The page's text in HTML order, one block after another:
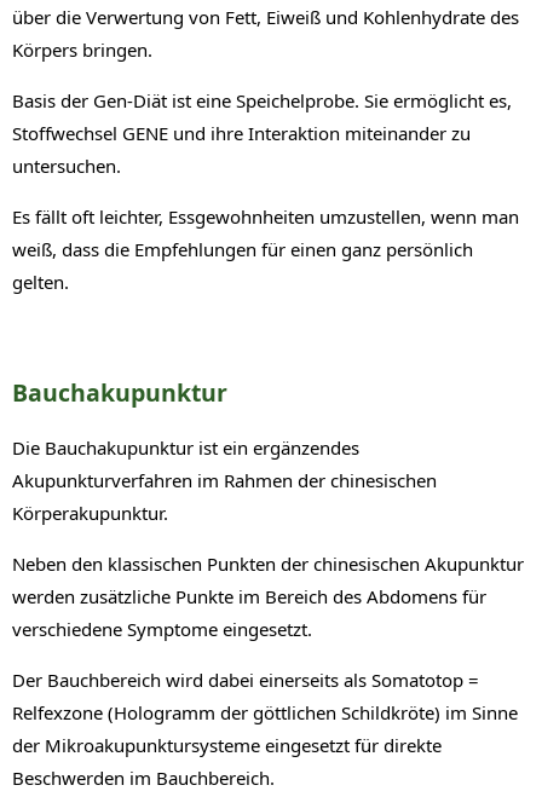
über die Verwertung von Fett, Eiweiß und Kohlenhydrate des
Körpers bringen.
Basis der Gen-Diät ist eine Speichelprobe. Sie ermöglicht es,
Stoffwechsel GENE und ihre Interaktion miteinander zu
untersuchen.
Es fällt oft leichter, Essgewohnheiten umzustellen, wenn man
weiß, dass die Empfehlungen für einen ganz persönlich
gelten.
Bauchakupunktur
Die Bauchakupunktur ist ein ergänzendes
Akupunkturverfahren im Rahmen der chinesischen
Körperakupunktur.
Neben den klassischen Punkten der chinesischen Akupunktur
werden zusätzliche Punkte im Bereich des Abdomens für
verschiedene Symptome eingesetzt.
Der Bauchbereich wird dabei einerseits als Somatotop =
Relfexzone (Hologramm der göttlichen Schildkröte) im Sinne
der Mikroakupunktursysteme eingesetzt für direkte
Beschwerden im Bauchbereich.